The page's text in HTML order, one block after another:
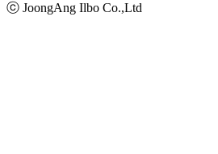
ⓒ JoongAng Ilbo Co.,Ltd